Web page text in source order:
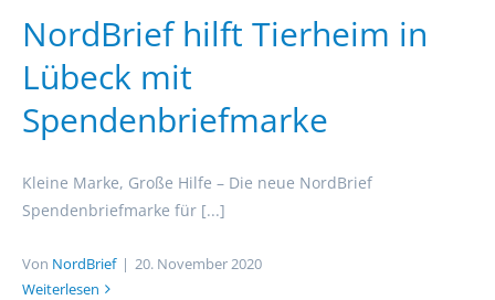
NordBrief hilft Tierheim in
Lübeck mit
Spendenbriefmarke
Kleine Marke, Große Hilfe – Die neue NordBrief
Spendenbriefmarke für [...]
Von NordBrief | 20. November 2020
Weiterlesen